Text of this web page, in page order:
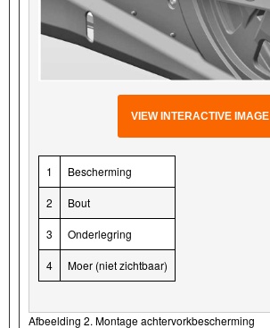
VIEW INTERACTIVE IMAGE
1 Bescherming
2 Bout
3 Onderlegring
4 Moer (niet zichtbaar)
Afbeelding 2. Montage achtervorkbescherming